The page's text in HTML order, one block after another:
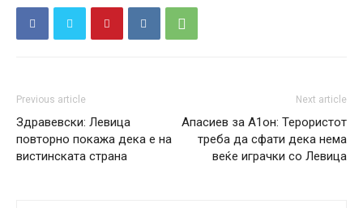
Previous article
Здравевски: Левица
повторно покажа дека е на
вистинската страна
Next article
Апасиев за А1он: Терористот
треба да сфати дека нема
веќе играчки со Левица